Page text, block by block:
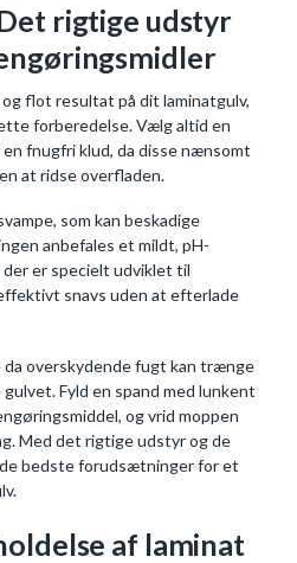
rigtige udstyr
flot resultat på dit laminatgulv,
forberedelse. Vælg altid en
fnugfri klud, da disse nænsomt
at ridse overfladen.
som kan beskadige
anbefales et mildt, pH-
er specielt udviklet til
snavs uden at efterlade
da overskydende fugt kan trænge
Fyld en spand med lunkent
og vrid moppen
Med det rigtige udstyr og de
bedste forudsætninger for et
af laminat